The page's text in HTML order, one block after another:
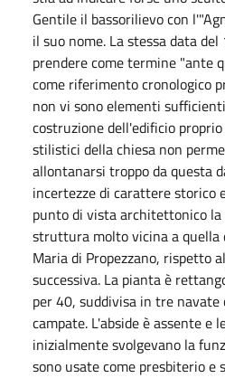
Gentile il bassorilievo con
il suo nome. La stessa data
prendere come termine "ante
come riferimento cronologico
non vi sono elementi
costruzione dell'edificio
stilistici della chiesa non
allontanarsi troppo da questa
incertezze di carattere storico
punto di vista architettonico
struttura molto vicina a quella
Maria di Propezzano, rispetto
successiva. La pianta è
per 40, suddivisa in tre navate
campate. L'abside è assente e
inizialmente svolgevano la
sono usate come presbiterio e